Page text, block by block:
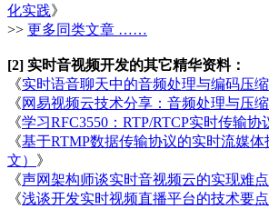
化实践》
>> 更多同类文章 ……
[2] 实时音视频开发的其它精华资料：
《实时语音聊天中的音频处理与编码压
《网易视频云技术分享：音频处理与压
《学习RFC3550：RTP/RTCP实时传输协
《基于RTMP数据传输协议的实时流媒
文） 》
《声网架构师谈实时音视频云的实现难
《浅谈开发实时视频直播平台的技术要点